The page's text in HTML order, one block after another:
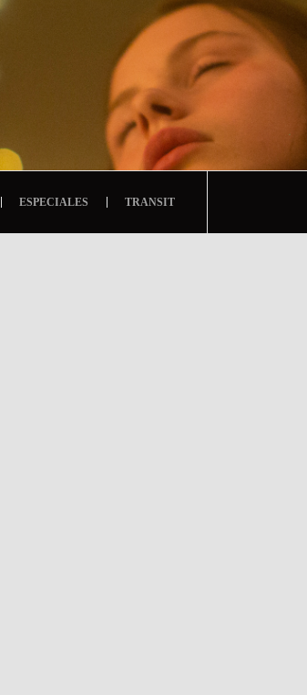
ESPECIALES TRANSIT